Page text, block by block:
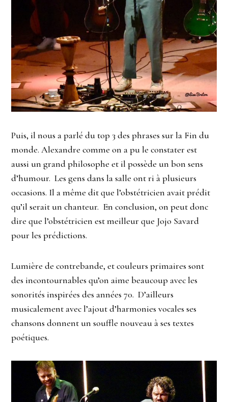
Puis, il nous a parlé du top 3 des phrases sur la Fin du
monde. Alexandre comme on a pu le constater est
aussi un grand philosophe et il possède un bon sens
d’humour. Les gens dans la salle ont ri à plusieurs
occasions. Il a même dit que l’obstétricien avait prédit
qu’il serait un chanteur. En conclusion, on peut donc
dire que l’obstétricien est meilleur que Jojo Savard
pour les prédictions.
Lumière de contrebande, et couleurs primaires sont
des incontournables qu’on aime beaucoup avec les
sonorités inspirées des années 70. D’ailleurs
musicalement avec l’ajout d’harmonies vocales ses
chansons donnent un souffle nouveau à ses textes
poétiques.